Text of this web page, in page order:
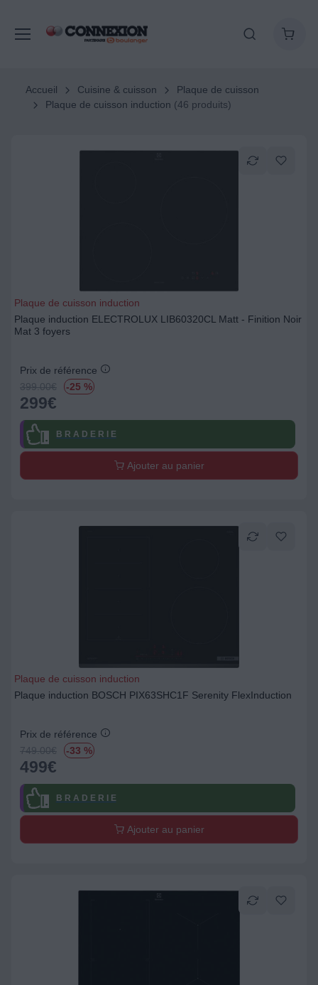
Accueil Cuisine & cuisson
Plaque de cuisson
Plaque de cuisson induction (46 produits)
Plaque de cuisson induction
Plaque induction ELECTROLUX LIB60320CL Matt - Finition Noir
Mat 3 foyers
Prix de référence
399.00€ -25 %
299€
B R A D E R I E
Ajouter au panier
Plaque de cuisson induction
Plaque induction BOSCH PIX63SHC1F Serenity FlexInduction
Prix de référence
749.00€ -33 %
499€
B R A D E R I E
Ajouter au panier